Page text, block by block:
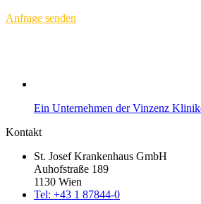
Anfrage senden
Ein Unternehmen der Vinzenz
Kontakt
St. Josef Krankenhaus GmbH
Auhofstraße 189
1130 Wien
Tel: +43 1 87844-0